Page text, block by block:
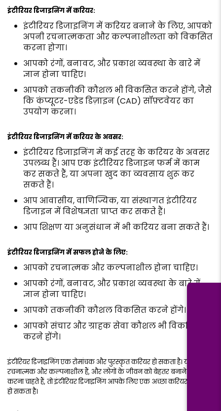
इंटीरियर डिजाइनिंग में करियर:
इंटीरियर डिजाइनिंग में करियर बनाने के लिए, आपको
अपनी रचनात्मकता और कल्पनाशीलता को विकसित
करना होगा।
आपको रंगों, बनावट, और प्रकाश व्यवस्था के बारे में
ज्ञान होना चाहिए।
आपको तकनीकी कौशल भी विकसित करने होंगे, जैसे
कि कंप्यूटर-एडेड डिज़ाइन (CAD) सॉफ़्टवेयर का
उपयोग करना।
इंटीरियर डिजाइनिंग में करियर के अवसर:
इंटीरियर डिजाइनिंग में कई तरह के करियर के अवसर
उपलब्ध हैं। आप एक इंटीरियर डिजाइन फर्म में काम
कर सकते हैं, या अपना खुद का व्यवसाय शुरू कर
सकते हैं।
आप आवासीय, वाणिज्यिक, या संस्थागत इंटीरियर
डिजाइन में विशेषज्ञता प्राप्त कर सकते हैं।
आप शिक्षण या अनुसंधान में भी करियर बना सकते हैं।
इंटीरियर डिजाइनिंग में सफल होने के लिए:
आपको रचनात्मक और कल्पनाशील होना चाहिए।
आपको रंगों, बनावट, और प्रकाश व्यवस्था के बारे में
ज्ञान होना चाहिए।
आपको तकनीकी कौशल विकसित करने होंगे।
आपको संचार और ग्राहक सेवा कौशल भी विकसित
करने होंगे।
इंटीरियर डिजाइनिंग एक रोमांचक और पुरस्कृत करियर हो सकता है। यदि आप
रचनात्मक और कल्पनाशील हैं, और लोगों के जीवन को बेहतर बनाने में मदद
करना चाहते हैं, तो इंटीरियर डिजाइनिंग आपके लिए एक अच्छा करियर विकल्प
हो सकता है।